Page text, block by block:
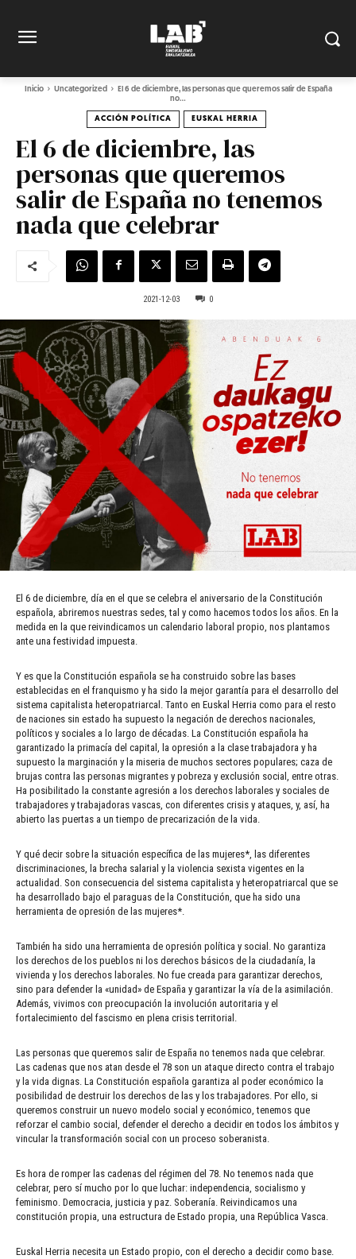
Inicio Uncategorized
El 6 de diciembre, las personas que queremos salir de España
no...
ACCIÓN POLÍTICA EUSKAL HERRIA
El 6 de diciembre, las
personas que queremos
salir de España no tenemos
nada que celebrar
2021-12-03 0
El 6 de diciembre, día en el que se celebra el aniversario de la Constitución
española, abriremos nuestras sedes, tal y como hacemos todos los años. En la
medida en la que reivindicamos un calendario laboral propio, nos plantamos
ante una festividad impuesta.
Y es que la Constitución española se ha construido sobre las bases
establecidas en el franquismo y ha sido la mejor garantía para el desarrollo del
sistema capitalista heteropatriarcal. Tanto en Euskal Herria como para el resto
de naciones sin estado ha supuesto la negación de derechos nacionales,
políticos y sociales a lo largo de décadas. La Constitución española ha
garantizado la primacía del capital, la opresión a la clase trabajadora y ha
supuesto la marginación y la miseria de muchos sectores populares; caza de
brujas contra las personas migrantes y pobreza y exclusión social, entre otras.
Ha posibilitado la constante agresión a los derechos laborales y sociales de
trabajadores y trabajadoras vascas, con diferentes crisis y ataques, y, así, ha
abierto las puertas a un tiempo de precarización de la vida.
Y qué decir sobre la situación específica de las mujeres*, las diferentes
discriminaciones, la brecha salarial y la violencia sexista vigentes en la
actualidad. Son consecuencia del sistema capitalista y heteropatriarcal que se
ha desarrollado bajo el paraguas de la Constitución, que ha sido una
herramienta de opresión de las mujeres*.
También ha sido una herramienta de opresión política y social. No garantiza
los derechos de los pueblos ni los derechos básicos de la ciudadanía, la
vivienda y los derechos laborales. No fue creada para garantizar derechos,
sino para defender la «unidad» de España y garantizar la vía de la asimilación.
Además, vivimos con preocupación la involución autoritaria y el
fortalecimiento del fascismo en plena crisis territorial.
Las personas que queremos salir de España no tenemos nada que celebrar.
Las cadenas que nos atan desde el 78 son un ataque directo contra el trabajo
y la vida dignas. La Constitución española garantiza al poder económico la
posibilidad de destruir los derechos de las y los trabajadores. Por ello, si
queremos construir un nuevo modelo social y económico, tenemos que
reforzar el cambio social, defender el derecho a decidir en todos los ámbitos y
vincular la transformación social con un proceso soberanista.
Es hora de romper las cadenas del régimen del 78. No tenemos nada que
celebrar, pero sí mucho por lo que luchar: independencia, socialismo y
feminismo. Democracia, justicia y paz. Soberanía. Reivindicamos una
constitución propia, una estructura de Estado propia, una República Vasca.
Euskal Herria necesita un Estado propio, con el derecho a decidir como base.